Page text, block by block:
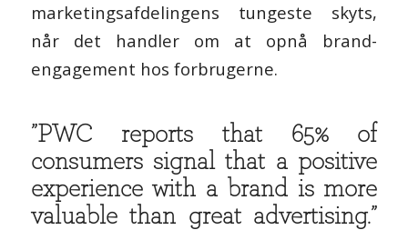
marketingsafdelingens tungeste skyts,
når det handler om at opnå brand-
engagement hos forbrugerne.
”PWC reports that 65% of
consumers signal that a positive
experience with a brand is more
valuable than great advertising.”